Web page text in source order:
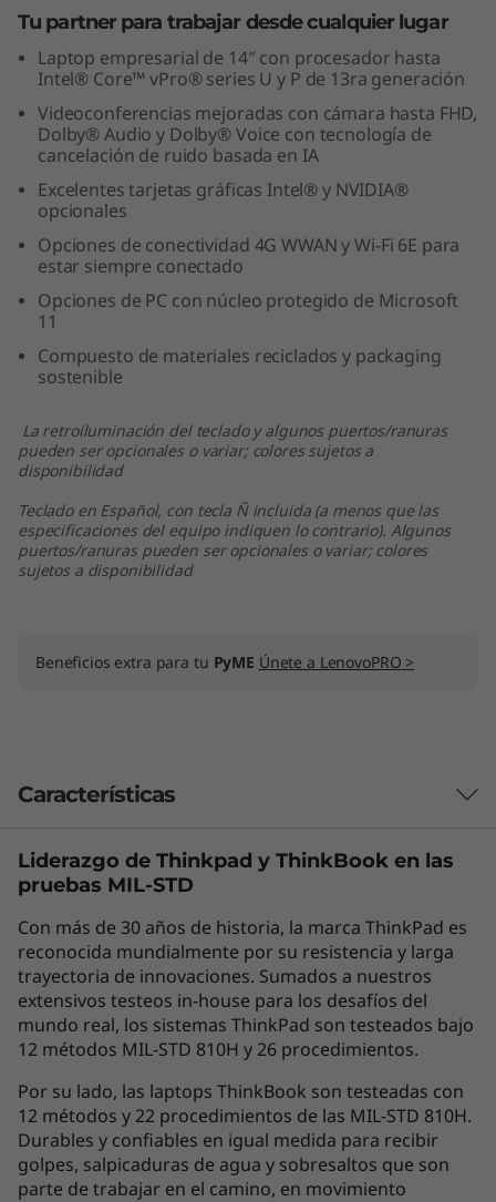
e
e
Tu partner para trabajar desde cualquier lugar
Laptop empresarial de 14″ con procesador hasta
Intel® Core™ vPro® series U y P de 13ra generación
Videoconferencias mejoradas con cámara hasta FHD,
Dolby® Audio y Dolby® Voice con tecnología de
cancelación de ruido basada en IA
Excelentes tarjetas gráficas Intel® y NVIDIA®
opcionales
Opciones de conectividad 4G WWAN y Wi-Fi 6E para
estar siempre conectado
Opciones de PC con núcleo protegido de Microsoft
11
Compuesto de materiales reciclados y packaging
sostenible
La retroiluminación del teclado y algunos puertos/ranuras
pueden ser opcionales o variar; colores sujetos a
disponibilidad
Teclado en Español, con tecla Ñ incluida (a menos que las
especificaciones del equipo indiquen lo contrario). Algunos
puertos/ranuras pueden ser opcionales o variar; colores
sujetos a disponibilidad
Beneficios extra para tu PyME Únete a LenovoPRO >
Características
Potente rendimiento siempre disponible
equipado con Intel vPro®con procesadores
Intel®Core™ serie U o P de 13.ageneración, así
como con excelentes tarjetas gráficas
opcionales, incluida NVIDIA® GeForce®, se
encargará de hacerte llegar la inspiración de la
productividad. Además, este dispositivo es el
partner de alto rendimiento para la fuerza
laboral que trabaja desde cualquier lugar, ya
que cuenta con baterías opcionales de hasta
57 Wh para tener energía real durante todo el
Liderazgo de Thinkpad y ThinkBook en las
pruebas MIL-STD
Con más de 30 años de historia, la marca ThinkPad es
reconocida mundialmente por su resistencia y larga
trayectoria de innovaciones. Sumados a nuestros
extensivos testeos in-house para los desafíos del
mundo real, los sistemas ThinkPad son testeados bajo
12 métodos MIL-STD 810H y 26 procedimientos.
Por su lado, las laptops ThinkBook son testeadas con
12 métodos y 22 procedimientos de las MIL-STD 810H.
Durables y confiables en igual medida para recibir
golpes, salpicaduras de agua y sobresaltos que son
parte de trabajar en el camino, en movimiento